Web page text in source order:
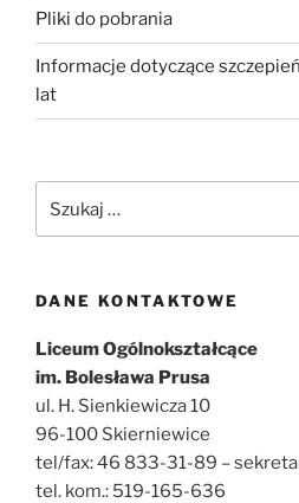
Pliki do pobrania
Informacje dotyczące
lat
DANE KONTAKTOWE
Liceum Ogólnokształcące
im. Bolesława Prusa
ul. H. Sienkiewicza 10
96-100 Skierniewice
tel/fax: 46 833-31-89 –
tel. kom.: 519-165-636